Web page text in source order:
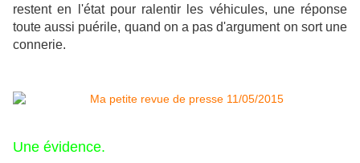
restent en l'état pour ralentir les véhicules, une réponse
toute aussi puérile, quand on a pas d'argument on sort une
connerie.
Une évidence.